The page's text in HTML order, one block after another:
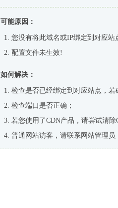
可能原因：
您没有将此域名或IP绑定到对应站
配置文件未生效!
如何解决：
检查是否已经绑定到对应站点，
检查端口是否正确；
若您使用了CDN产品，请尝试清除
普通网站访客，请联系网站管理员